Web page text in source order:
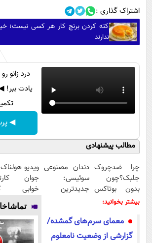
اشتراک گذاری :
کته کردن برنج کار هر کسی نیست؛
ندارند
درد زانو
یادت ببر!
◀
مطالب پیشنهادی
چرا ضدچروک
جلبک؟چون
بدون بوتاکس
جوون میشی💉
دندان مصنوعی
سوئیسی:
جدیدترین
پرداخت قسطی
ویدیو
جوان
خوابی
میلیاردر
آموزش
بیشتر بخوانید:
معمای سرم‌‏های گمشده/
گزارشی از وضعیت نامعلوم